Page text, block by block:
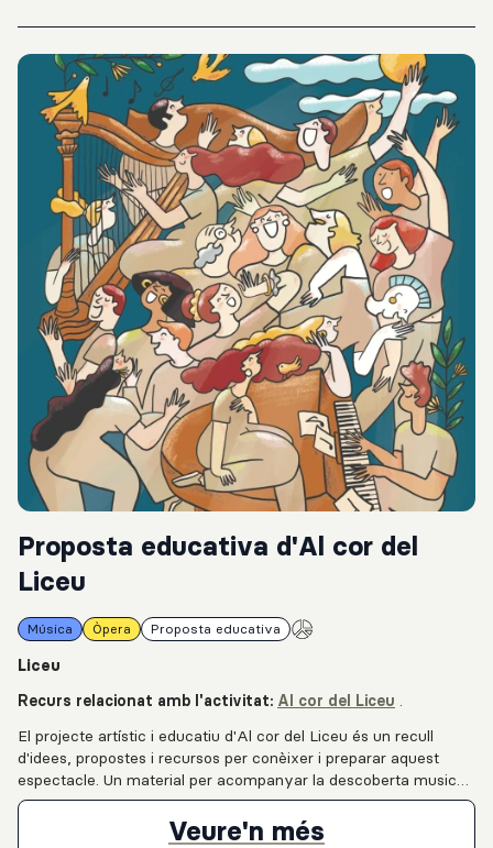
Proposta educativa d'Al cor del
Liceu
Música Òpera Proposta educativa
Liceu
Recurs relacionat amb l'activitat: Al cor del Liceu
El projecte artístic i educatiu d'Al cor del Liceu és un recull
d'idees, propostes i recursos per conèixer i preparar aquest
espectacle. Un material per acompanyar la descoberta musical
i per inspirar la creació de projectes interdisciplinaris.
Veure'n més